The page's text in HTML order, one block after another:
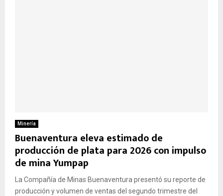
Minería
Buenaventura eleva estimado de
producción de plata para 2026 con impulso
de mina Yumpap
La Compañía de Minas Buenaventura presentó su reporte de
producción y volumen de ventas del segundo trimestre del